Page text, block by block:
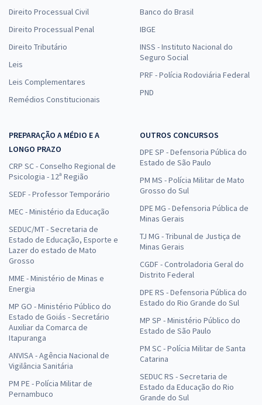
Direito Processual Civil
Direito Processual Penal
Direito Tributário
Leis
Leis Complementares
Remédios Constitucionais
Banco do Brasil
IBGE
INSS - Instituto Nacional do
Seguro Social
PRF - Polícia Rodoviária Federal
PND
PREPARAÇÃO A MÉDIO E A
LONGO PRAZO
CRP SC - Conselho Regional de
Psicologia - 12ª Região
SEDF - Professor Temporário
MEC - Ministério da Educação
SEDUC/MT - Secretaria de
Estado de Educação, Esporte e
Lazer do estado de Mato
Grosso
MME - Ministério de Minas e
Energia
MP GO - Ministério Público do
Estado de Goiás - Secretário
Auxiliar da Comarca de
Itapuranga
ANVISA - Agência Nacional de
Vigilância Sanitária
PM PE - Polícia Militar de
Pernambuco
OUTROS CONCURSOS
DPE SP - Defensoria Pública do
Estado de São Paulo
PM MS - Polícia Militar de Mato
Grosso do Sul
DPE MG - Defensoria Pública de
Minas Gerais
TJ MG - Tribunal de Justiça de
Minas Gerais
CGDF - Controladoria Geral do
Distrito Federal
DPE RS - Defensoria Pública do
Estado do Rio Grande do Sul
MP SP - Ministério Público do
Estado de São Paulo
PM SC - Polícia Militar de Santa
Catarina
SEDUC RS - Secretaria de
Estado da Educação do Rio
Grande do Sul